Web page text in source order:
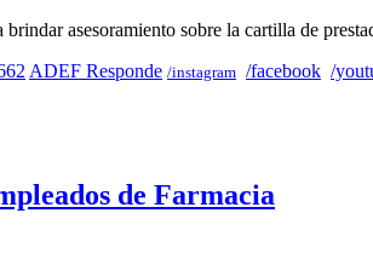
asesoramiento sobre la cartilla de
ADEF Responde /instagram /facebook /
de Farmacia